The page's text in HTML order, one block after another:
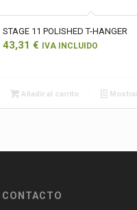
STAGE 11 POLISHED T-HANGER
43,31 € IVA INCLUIDO
Añadir al carrito
CONTACTO